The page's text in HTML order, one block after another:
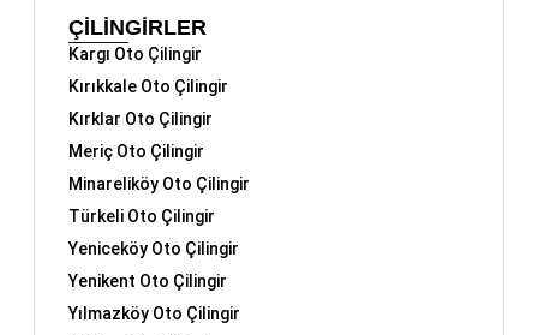
ÇİLİNGİRLER
Kargı Oto Çilingir
Kırıkkale Oto Çilingir
Kırklar Oto Çilingir
Meriç Oto Çilingir
Minareliköy Oto Çilingir
Türkeli Oto Çilingir
Yeniceköy Oto Çilingir
Yenikent Oto Çilingir
Yılmazköy Oto Çilingir